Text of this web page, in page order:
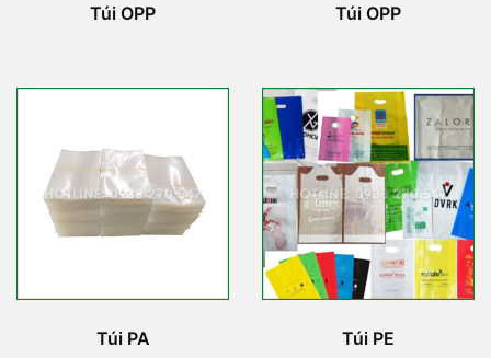
Túi OPP Túi OPP
Túi PA Túi PE